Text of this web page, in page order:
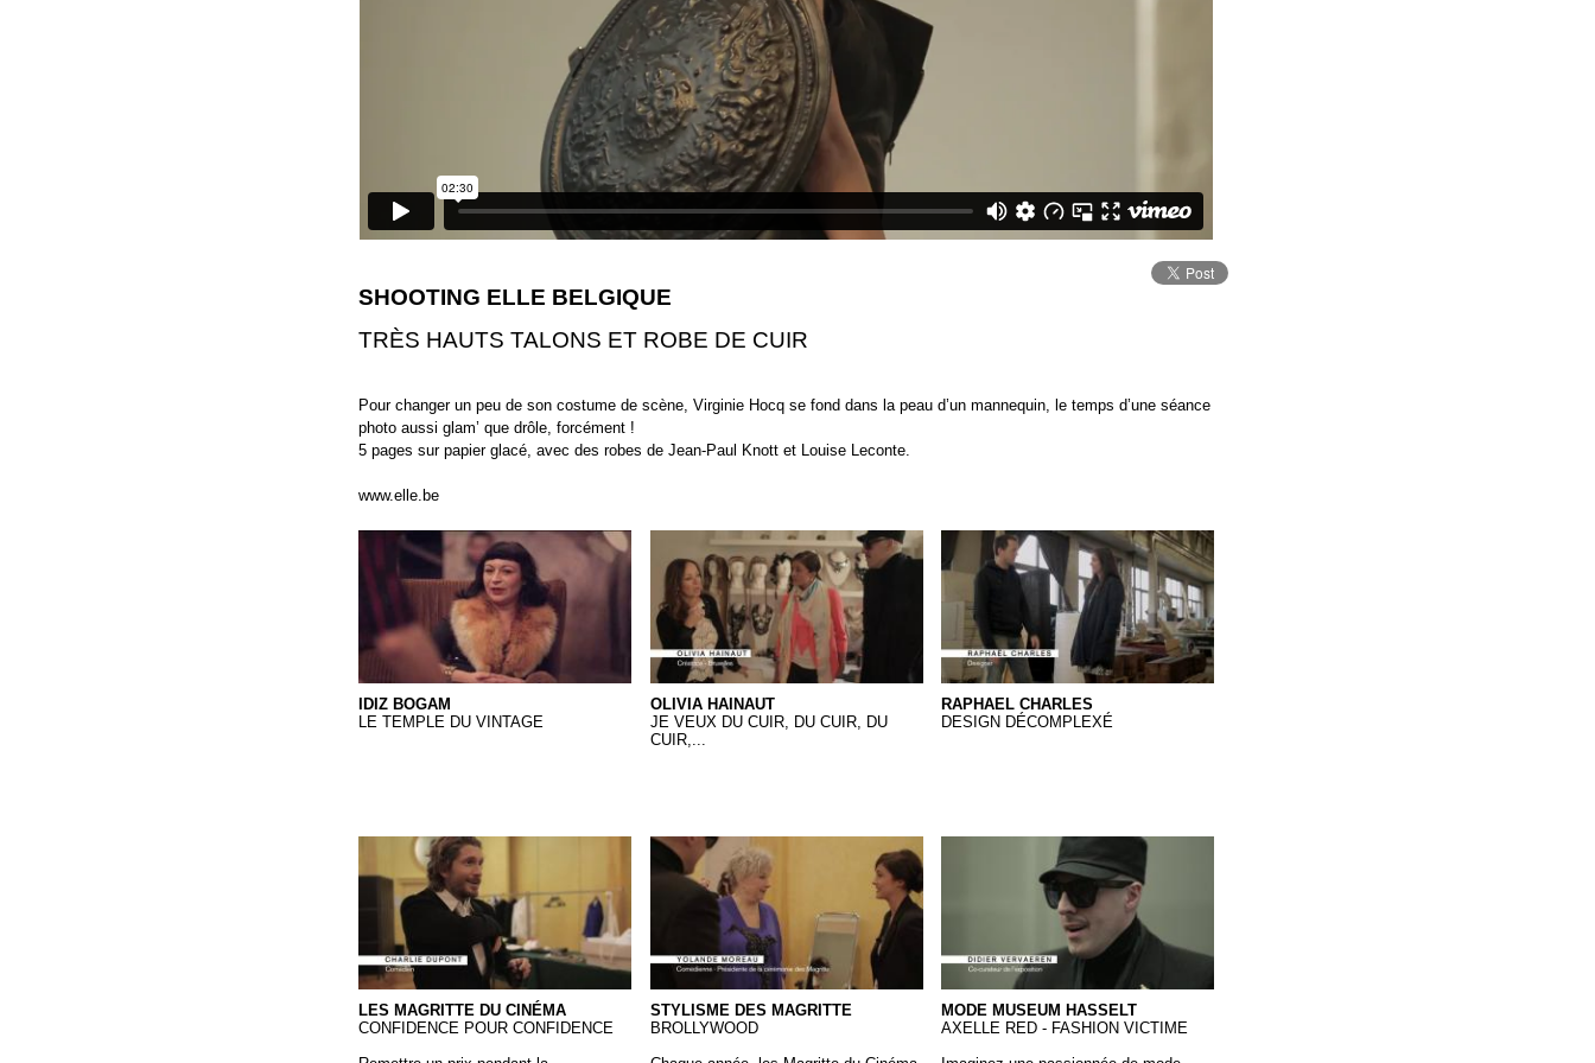
SHOOTING ELLE BELGIQUE
TRÈS HAUTS TALONS ET ROBE DE CUIR
Pour changer un peu de son costume de scène, Virginie Hocq se fond dans la peau d’un mannequin, le temps d’une séance
photo aussi glam’ que drôle, forcément !
5 pages sur papier glacé, avec des robes de Jean-Paul Knott et Louise Leconte.
www.elle.be
Idiz Bogam
IDIZ BOGAM
LE TEMPLE DU VINTAGE
28 Olivia Hainaut - Qkt
OLIVIA HAINAUT
JE VEUX DU CUIR, DU CUIR, DU
CUIR,...
Raphael Charles
RAPHAEL CHARLES
DESIGN DÉCOMPLEXÉ
Les Magritte du Cinéma
LES MAGRITTE DU CINÉMA
CONFIDENCE POUR CONFIDENCE
Magritte - Brollywood
STYLISME DES MAGRITTE
BROLLYWOOD
Mode Museum Hasselt
MODE MUSEUM HASSELT
AXELLE RED - FASHION VICTIME